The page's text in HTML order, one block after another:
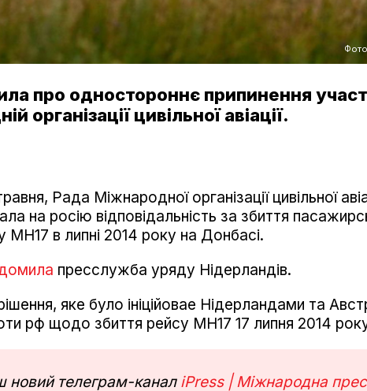
про одностороннє припинення
організації цивільної авіації.
Рада Міжнародної організації цивільної
на росію відповідальність за збиття
MH17 в липні 2014 року на Донбасі.
пресслужба уряду Нідерландів.
яке було ініційовае Нідерландами та
рф щодо збиття рейсу MH17 17 липня 2014
новий телеграм-канал iPress | Міжнародна